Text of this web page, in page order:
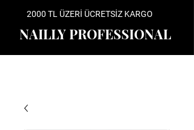
2000 TL ÜZERİ ÜCRETSİZ KARGO
NAILLY PROFESSIONAL